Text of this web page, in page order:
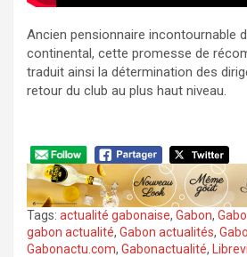
Ancien pensionnaire incontournable
continental, cette promesse de
traduit ainsi la détermination des
retour du club au plus haut niveau.
Tags: actualité gabonaise, Gabon,
gabon actualité, Gabon actualités,
Gabonactu.com, Gabonactualité,